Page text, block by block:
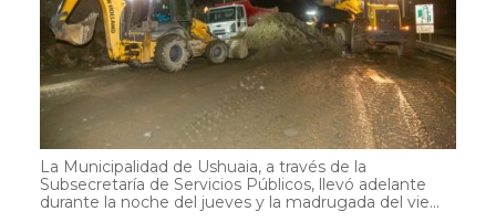
La Municipalidad de Ushuaia, a través de la
Subsecretaría de Servicios Públicos, llevó adelante
durante la noche del jueves y la madrugada del vie...